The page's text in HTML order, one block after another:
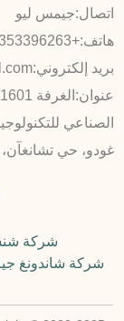
اتصال:جيمس ليو
هاتف:+8617353396263
بريد إلكتروني:
عنوان:
غودو، حي
شركة
شركة شاندونغ